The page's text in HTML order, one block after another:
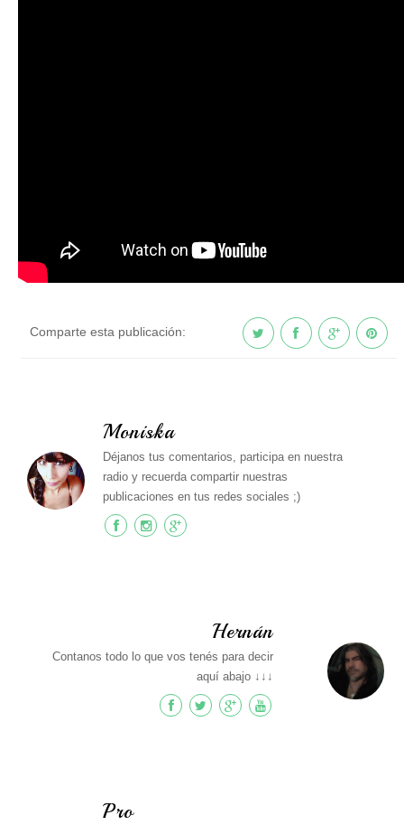
Comparte esta publicación:
Moniska
Déjanos tus comentarios, participa en nuestra
radio y recuerda compartir nuestras
publicaciones en tus redes sociales ;)
Hernán
Contanos todo lo que vos tenés para decir
aquí abajo ↓↓↓
Pro